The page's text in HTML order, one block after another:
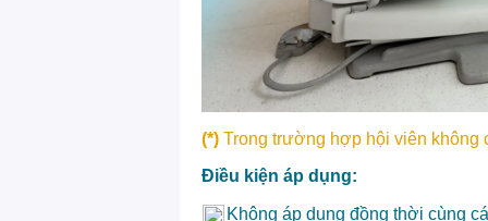
(*) Trong trường hợp hội viên không
Điều kiện áp dụng:
Không áp dụng đồng thời cùng